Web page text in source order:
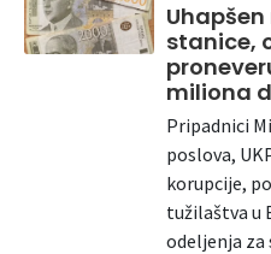
stanice,
miliona
Pripadnici
poslova,
korupcije,
tužilaštva u
odeljenja za